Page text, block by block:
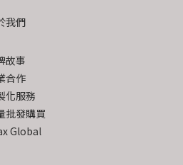
我們
故事
合作
化服務
批發購買
Global